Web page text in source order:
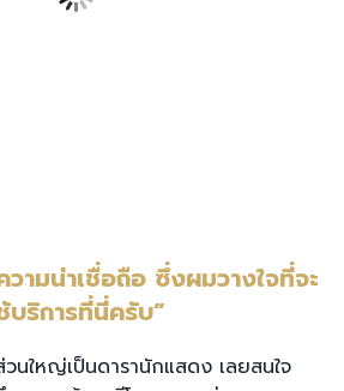
ามน่าเชื่อถือ ซึ่งผมวางใจที่จะ
บริการที่นี่ครับ”
วนใหญ่เป็นดารานักแสดง เลยสนใจ